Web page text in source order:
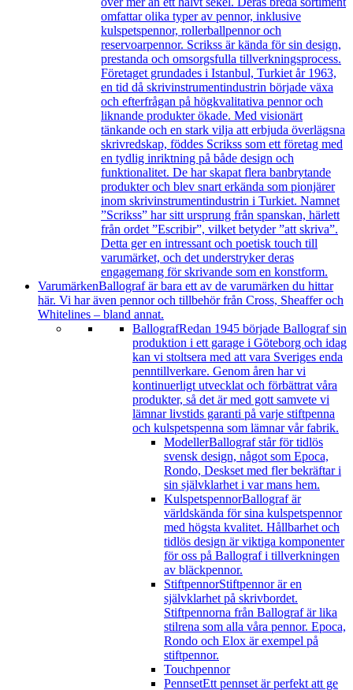
omfattar olika typer av pennor, inklusive
kulspetspennor, rollerballpennor och
reservoarpennor. Scrikss är kända för sin design,
prestanda och omsorgsfulla tillverkningsprocess.
Företaget grundades i Istanbul, Turkiet år 1963,
en tid då skrivinstrumentindustrin började växa
och efterfrågan på högkvalitativa pennor och
liknande produkter ökade. Med visionärt
tänkande och en stark vilja att erbjuda överlägsna
skrivredskap, föddes Scrikss som ett företag med
en tydlig inriktning på både design och
funktionalitet. De har skapat flera banbrytande
produkter och blev snart erkända som pionjärer
inom skrivinstrumentindustrin i Turkiet. Namnet
”Scrikss” har sitt ursprung från spanskan, härlett
från ordet ”Escribir”, vilket betyder ”att skriva”.
Detta ger en intressant och poetisk touch till
varumärket, och det understryker deras
engagemang för skrivande som en konstform.
VarumärkenBallograf är bara ett av de varumärken du hittar
här. Vi har även pennor och tillbehör från Cross, Sheaffer och
Whitelines – bland annat.
BallografRedan 1945 började Ballograf sin
produktion i ett garage i Göteborg och idag
kan vi stoltsera med att vara Sveriges enda
penntillverkare. Genom åren har vi
kontinuerligt utvecklat och förbättrat våra
produkter, så det är med gott samvete vi
lämnar livstids garanti på varje stiftpenna
och kulspetspenna som lämnar vår fabrik.
ModellerBallograf står för tidlös
svensk design, något som Epoca,
Rondo, Deskset med fler bekräftar i
sin självklarhet i var mans hem.
KulspetspennorBallograf är
världskända för sina kulspetspennor
med högsta kvalitet. Hållbarhet och
tidlös design är viktiga komponenter
för oss på Ballograf i tillverkningen
av bläckpennor.
StiftpennorStiftpennor är en
självklarhet på skrivbordet.
Stiftpennorna från Ballograf är lika
stilrena som alla våra pennor. Epoca,
Rondo och Elox är exempel på
stiftpennor.
Touchpennor
PennsetEtt pennset är perfekt att ge